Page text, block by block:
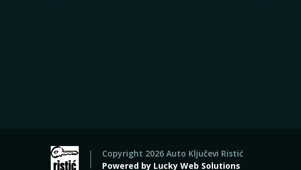
Copyright 2026 Auto Ključevi Ristić
Powered by Lucky Web Solutions